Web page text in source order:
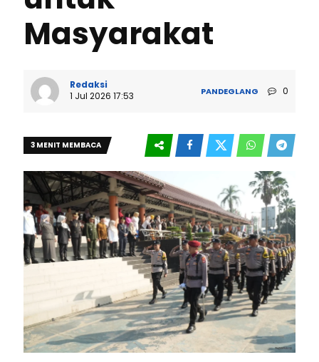
Masyarakat
Redaksi
1 Jul 2026 17:53
PANDEGLANG 0
3 MENIT MEMBACA